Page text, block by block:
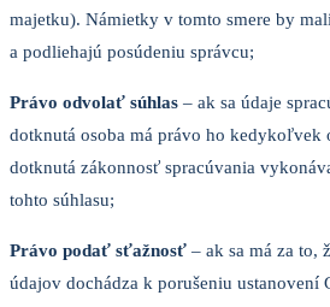
majetku). Námietky v tomto smere by
a podliehajú posúdeniu správcu;
Právo odvolať súhlas – ak sa údaje
dotknutá osoba má právo ho kedykoľvek
dotknutá zákonnosť spracúvania
tohto súhlasu;
Právo podať sťažnosť – ak sa má za to,
údajov dochádza k porušeniu ustanovení